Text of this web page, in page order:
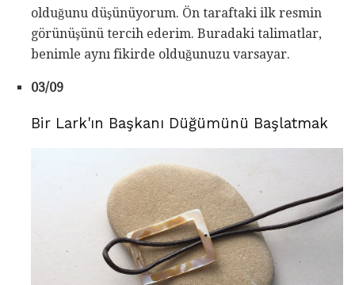
olduğunu düşünüyorum. Ön taraftaki ilk resmin
görünüşünü tercih ederim. Buradaki talimatlar,
benimle aynı fikirde olduğunuzu varsayar.
03/09
Bir Lark'ın Başkanı Düğümünü Başlatmak